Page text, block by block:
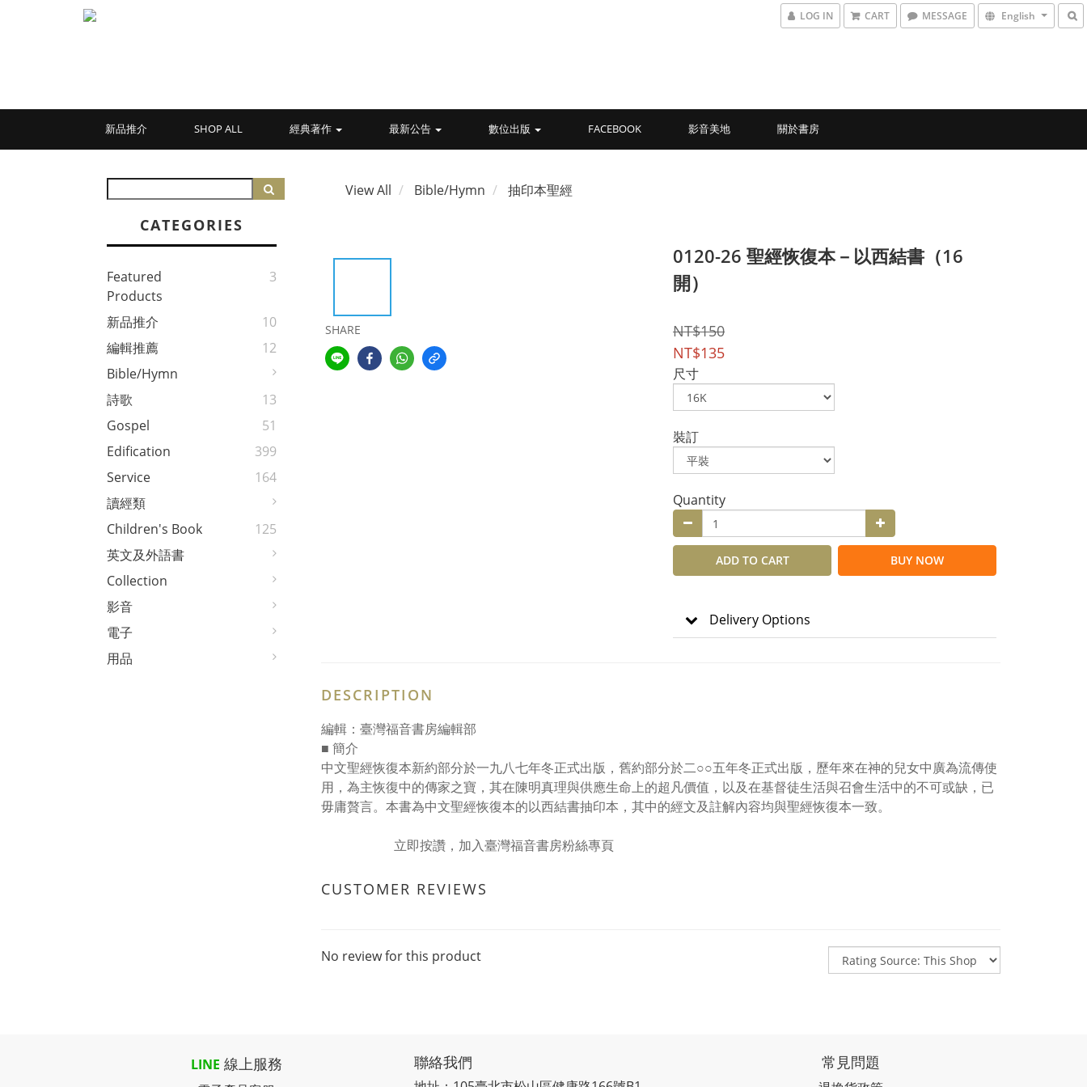
LOG IN CART MESSAGE English
新品推介 SHOP ALL 經典著作 最新公告 數位出版 FACEBOOK 影音美地 關於書房
CATEGORIES
Featured
Products
3
新品推介
10
編輯推薦
12
Bible/Hymn
詩歌
13
Gospel
51
Edification
399
Service
164
讀經類
Children's Book
125
英文及外語書
Collection
影音
電子
用品
View All Bible/Hymn 抽印本聖經
SHARE
0120-26 聖經恢復本－以西結書（16
開）
NT$150
NT$135
尺寸
裝訂
Quantity
ADD TO CART BUY NOW
Delivery Options
DESCRIPTION
編輯：臺灣福音書房編輯部
■ 簡介
中文聖經恢復本新約部分於一九八七年冬正式出版，舊約部分於二○○五年冬正式出版，歷年來在神的兒女中廣為流傳使
用，為主恢復中的傳家之寶，其在陳明真理與供應生命上的超凡價值，以及在基督徒生活與召會生活中的不可或缺，已
毋庸贅言。本書為中文聖經恢復本的以西結書抽印本，其中的經文及註解內容均與聖經恢復本一致。
立即按讚，加入臺灣福音書房粉絲專頁
CUSTOMER REVIEWS
No review for this product
LINE 線上服務 聯絡我們 常見問題